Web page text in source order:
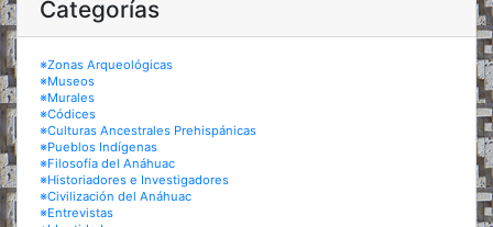
Categorías
※Zonas Arqueológicas
※Museos
※Murales
※Códices
※Culturas Ancestrales Prehispánicas
※Pueblos Indígenas
※Filosofía del Anáhuac
※Historiadores e Investigadores
※Civilización del Anáhuac
※Entrevistas